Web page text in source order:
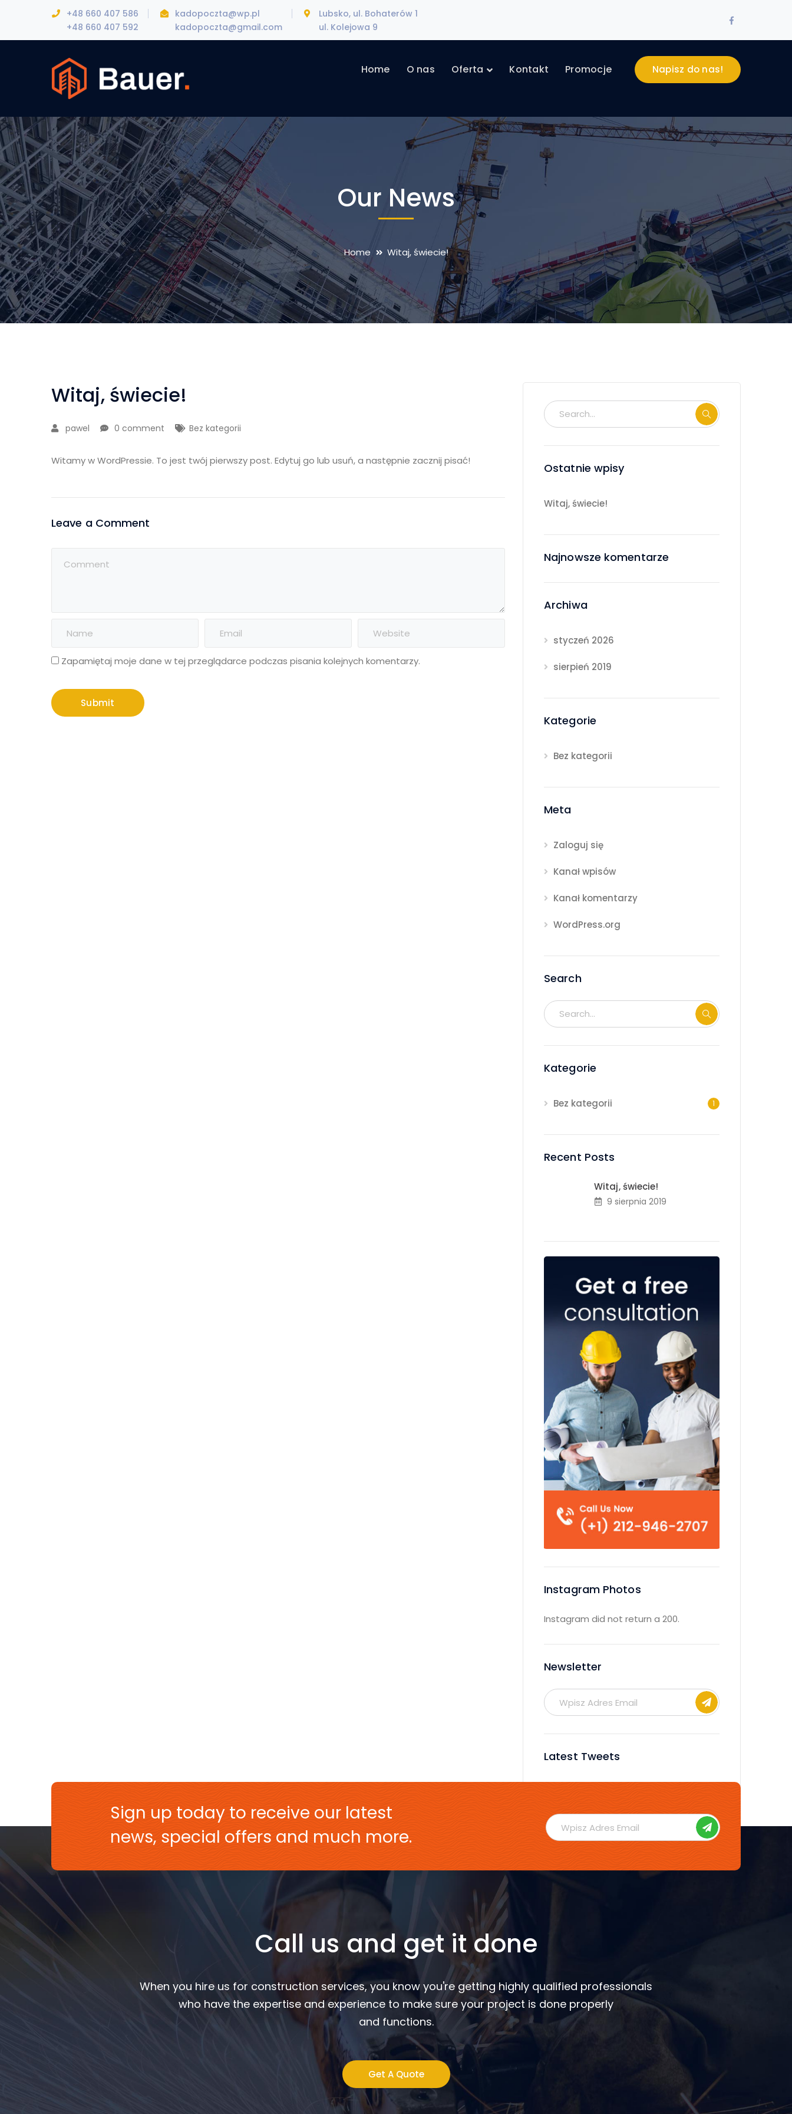
+48 660 407 586
+48 660 407 592
kadopoczta@wp.pl
kadopoczta@gmail.com
Lubsko, ul. Bohaterów 1
ul. Kolejowa 9
Facebook
Napisz do nas!
Home O nas Oferta Kontakt Promocje
Our News
Home Witaj, świecie!
Witaj, świecie!
pawel 0 comment Bez kategorii
Witamy w WordPressie. To jest twój pierwszy post. Edytuj go lub usuń, a następnie zacznij pisać!
Leave a Comment
Zapamiętaj moje dane w tej przeglądarce podczas pisania kolejnych komentarzy.
Ostatnie wpisy
Witaj, świecie!
Najnowsze komentarze
Archiwa
styczeń 2026
sierpień 2019
Kategorie
Bez kategorii
Meta
Zaloguj się
Kanał wpisów
Kanał komentarzy
WordPress.org
Search
Kategorie
Bez kategorii 1
Recent Posts
Witaj, świecie!
9 sierpnia 2019
Instagram Photos
Instagram did not return a 200.
Newsletter
Latest Tweets
No tweets available or bad
Sign up today to receive our latest
news, special offers and much more.
Call us and get it done
When you hire us for construction services, you know you're getting highly qualified professionals
who have the expertise and experience to make sure your project is done properly
and functions.
Get A Quote